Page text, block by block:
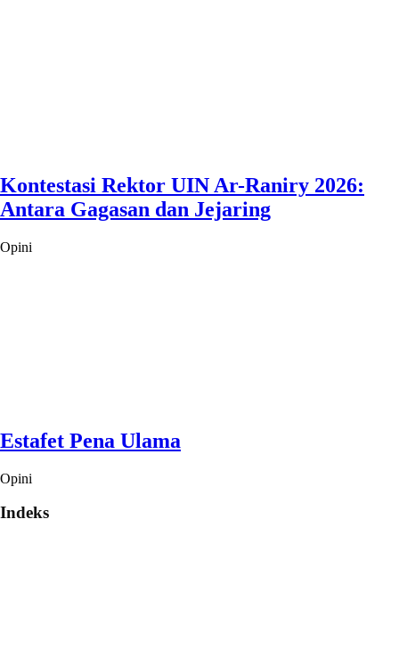
Kontestasi Rektor UIN Ar-Raniry 2026:
Antara Gagasan dan Jejaring
Opini
Estafet Pena Ulama
Opini
Indeks